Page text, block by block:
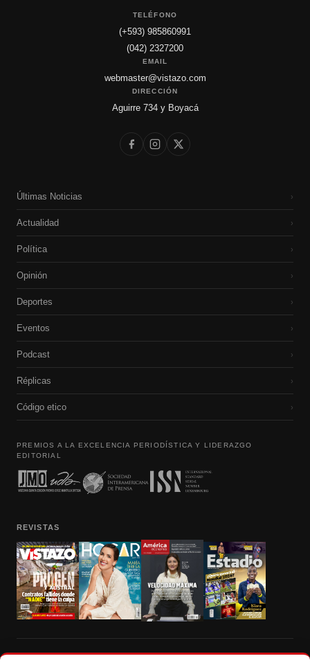
TELÉFONO
(+593) 985860991
(042) 2327200
EMAIL
webmaster@vistazo.com
DIRECCIÓN
Aguirre 734 y Boyacá
Últimas Noticias ›
Actualidad ›
Política ›
Opinión ›
Deportes ›
Eventos ›
Podcast ›
Réplicas ›
Código etico ›
PREMIOS A LA EXCELENCIA PERIODÍSTICA Y LIDERAZGO
EDITORIAL
REVISTAS